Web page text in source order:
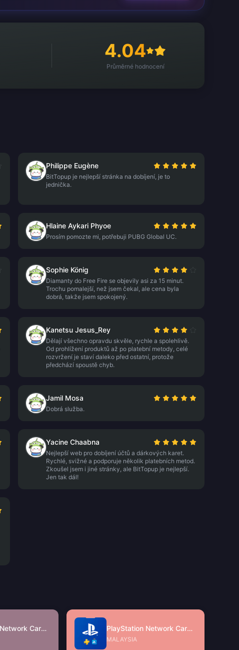
4.04
Průměrné hodnocení
Philippe Eugène
BitTopup je nejlepší stránka na dobíjení, je to
jednička.
Hlaine Aykari Phyoe
Prosím pomozte mi, potřebuji PUBG Global UC.
Sophie König
Diamanty do Free Fire se objevily asi za 15 minut.
Trochu pomalejší, než jsem čekal, ale cena byla
dobrá, takže jsem spokojený.
Kanetsu Jesus_Rey
Dělají všechno opravdu skvěle, rychle a spolehlivě.
Od prohlížení produktů až po platební metody, celé
rozvržení je staví daleko před ostatní, protože
předchází spoustě chyb.
Jamil Mosa
Dobrá služba.
Yacine Chaabna
Nejlepší web pro dobíjení účtů a dárkových karet.
Rychlé, svižné a podporuje několik platebních metod.
Zkoušel jsem i jiné stránky, ale BitTopup je nejlepší.
Jen tak dál!
PlayStation Network Card (SG) PlayStation Network Card (MY)
MALAYSIA